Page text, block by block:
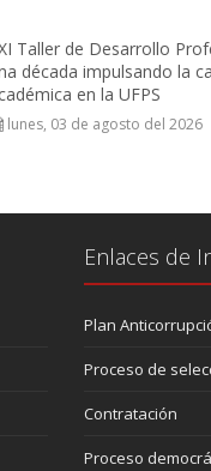
Taller de Desarrollo
década impulsando la
en la UFPS
lunes, 03 de agosto del 2026
Enlaces de
Plan
Proceso de
Contratación
Proceso